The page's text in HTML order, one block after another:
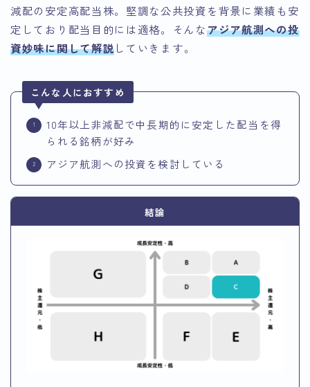
減配の安定高配当株。堅調な公共投資を背景に業績も安
定しており配当目的には適格。そんなアジア航測への投
資妙味に関して解説していきます。
こんな人におすすめ
10年以上非減配で中長期的に安定した配当を得
られる銘柄が好み
アジア航測への投資を検討している
結論